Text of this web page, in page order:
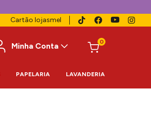
Cartão lojasmel
Minha Conta 0
PAPELARIA LAVANDERIA